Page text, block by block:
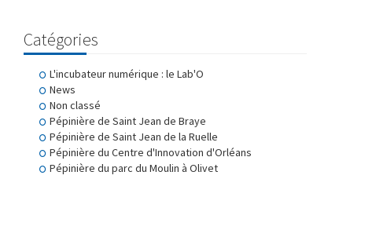
Catégories
L'incubateur numérique : le Lab'O
News
Non classé
Pépinière de Saint Jean de Braye
Pépinière de Saint Jean de la Ruelle
Pépinière du Centre d'Innovation d'Orléans
Pépinière du parc du Moulin à Olivet